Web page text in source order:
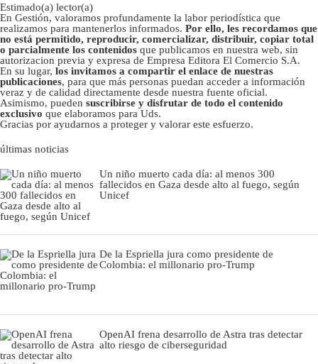
Estimado(a) lector(a)
En Gestión, valoramos profundamente la labor periodística que
realizamos para mantenerlos informados. Por ello, les recordamos que
no está permitido, reproducir, comercializar, distribuir, copiar total
o parcialmente los contenidos que publicamos en nuestra web, sin
autorizacion previa y expresa de Empresa Editora El Comercio S.A.
En su lugar, los invitamos a compartir el enlace de nuestras
publicaciones, para que más personas puedan acceder a información
veraz y de calidad directamente desde nuestra fuente oficial.
Asimismo, pueden suscribirse y disfrutar de todo el contenido
exclusivo que elaboramos para Uds.
Gracias por ayudarnos a proteger y valorar este esfuerzo.
últimas noticias
Un niño muerto cada día: al menos 300
fallecidos en Gaza desde alto al fuego, según
Unicef
De la Espriella jura como presidente de
Colombia: el millonario pro-Trump
OpenAI frena desarrollo de Astra tras detectar
alto riesgo de ciberseguridad